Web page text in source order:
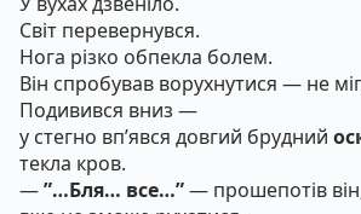
Світ перевернувся.
Нога різко обпекла болем.
Він спробував ворухнутися — не
Подивився вниз —
у стегно вп’явся довгий брудний
текла кров.
—”…Бля… все…”— прошепотів